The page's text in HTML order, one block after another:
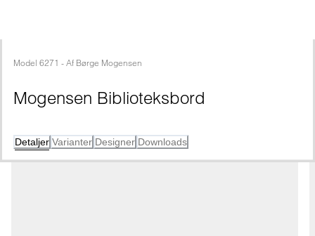
Model 6271 - Af Børge Mogensen
Mogensen Biblioteksbord
Detaljer Varianter Designer Downloads